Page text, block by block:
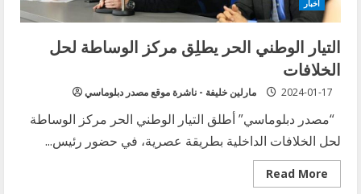
عادوا
للتهديد
هوكشتاين:
فرصة
الحرب!
اخبار
التيار الوطني الحر يطلِق مركز الوساطة لحل
الخلافات
مارلين خليفة - ناشرة موقع مصدر دبلوماسي 2024-01-17
“مصدر دبلوماسي” أطلق التيار الوطني الحر مركز الوساطة
لحل الخلافات الداخلية بطريقة عصرية، في حضور رئيس...
Read More
Read
more